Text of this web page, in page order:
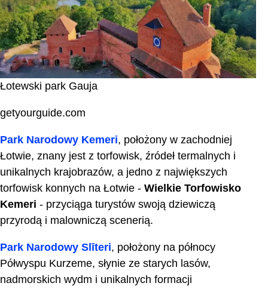
Łotewski park Gauja
getyourguide.com
Park Narodowy Kemeri, położony w zachodniej
Łotwie, znany jest z torfowisk, źródeł termalnych i
unikalnych krajobrazów, a jedno z największych
torfowisk konnych na Łotwie - Wielkie Torfowisko
Kemeri - przyciąga turystów swoją dziewiczą
przyrodą i malowniczą scenerią.
Park Narodowy Slīteri, położony na północy
Półwyspu Kurzeme, słynie ze starych lasów,
nadmorskich wydm i unikalnych formacji